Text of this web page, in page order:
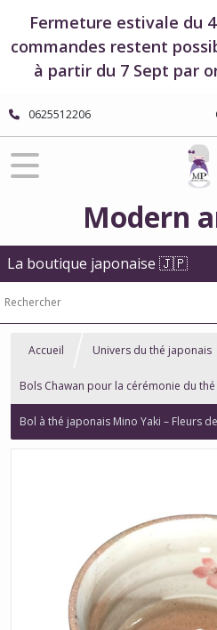
Fermeture estivale du
commandes restent
à partir du 7 Sept par
0625512206
Modern
La boutique japonaise 🇯🇵
Accueil Univers du thé japonais
Bols Chawan pour la cérémonie du thé
Bol à thé japonais Mino Yaki – Fleurs